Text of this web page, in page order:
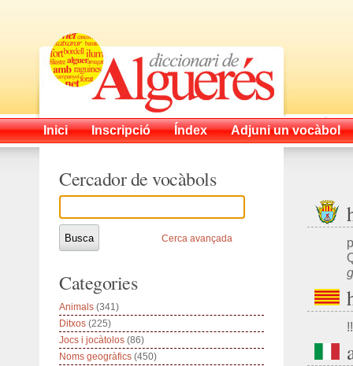
Inici Inscripció Índex Adjuni un vocàbol
!!
Cercador de vocàbols
Cerca avançada
Categories
Animals (341)
Ditxos (225)
Jocs i jocàtolos (86)
Noms geogràfics (450)